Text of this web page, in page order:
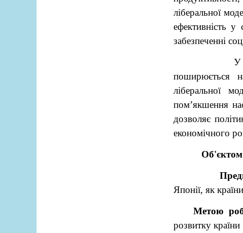
ліберальної
ефективність у
забезпеченні
У
поширюється
ліберальної
пом’якшення
дозволяє
економічного
Об'єктом
Японії, як
Метою
розвитку країни